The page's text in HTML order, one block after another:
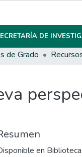
DE
de Grado
en